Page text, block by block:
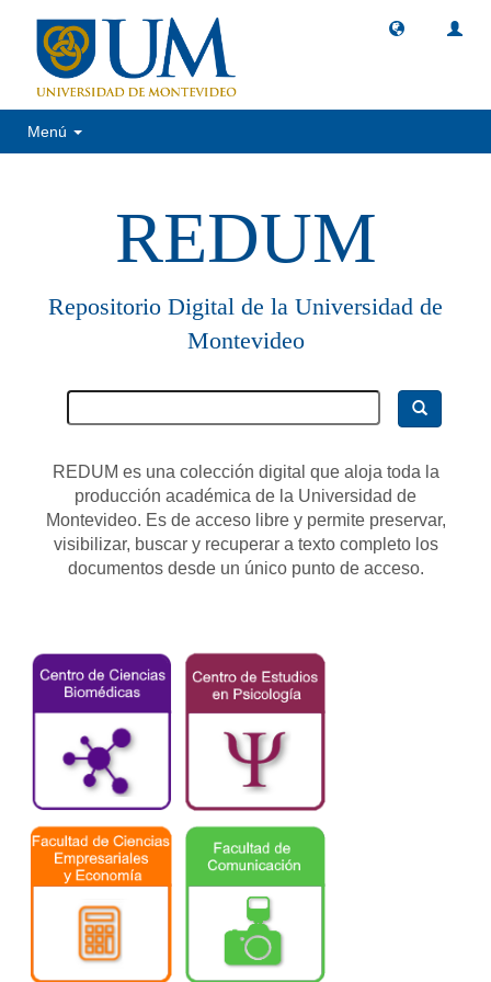
Menú
REDUM
Repositorio Digital de la Universidad de
Montevideo
REDUM es una colección digital que aloja toda la
producción académica de la Universidad de
Montevideo. Es de acceso libre y permite preservar,
visibilizar, buscar y recuperar a texto completo los
documentos desde un único punto de acceso.